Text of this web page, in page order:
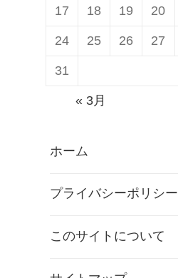
17 18 19 20
24 25 26 27
31
« 3月
ホーム
プライバシーポリシー
このサイトについて